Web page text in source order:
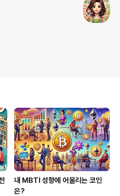
내 MBTI 성향에 어울리는 코인
은?